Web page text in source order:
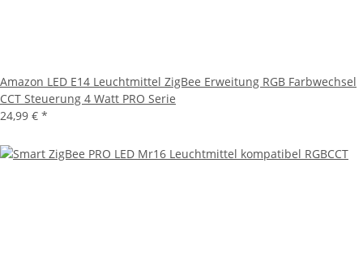
Amazon LED E14 Leuchtmittel ZigBee Erweitung RGB Farbwechsel
CCT Steuerung 4 Watt PRO Serie
24,99 € *